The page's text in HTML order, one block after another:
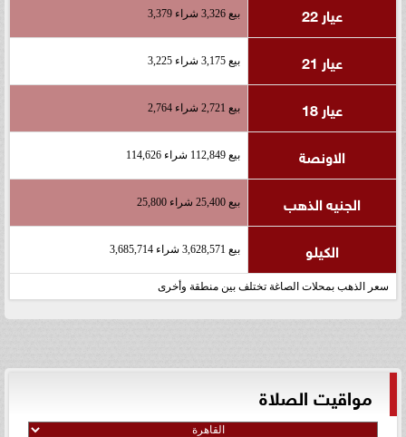
عيار 22 بيع 3,326 شراء 3,379
عيار 21 بيع 3,175 شراء 3,225
عيار 18 بيع 2,721 شراء 2,764
الاونصة بيع 112,849 شراء 114,626
الجنيه الذهب بيع 25,400 شراء 25,800
الكيلو بيع 3,628,571 شراء 3,685,714
سعر الذهب بمحلات الصاغة تختلف بين منطقة وأخرى
مواقيت الصلاة